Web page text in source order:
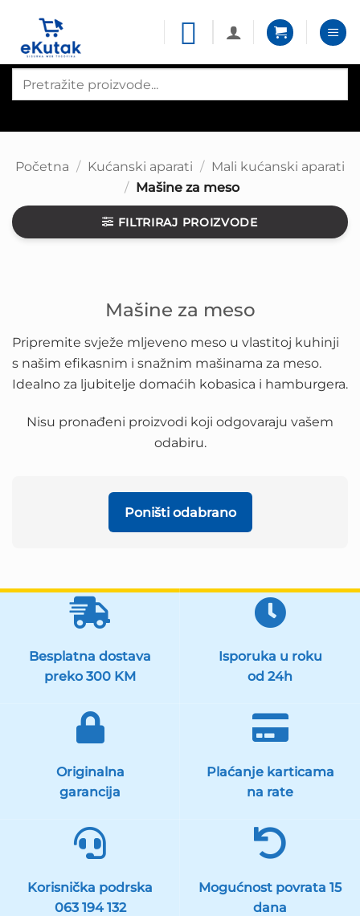
content
search
Početna / Kućanski aparati / Mali kućanski aparati
/ Mašine za meso
FILTRIRAJ PROIZVODE
Mašine za meso
Pripremite svježe mljeveno meso u vlastitoj kuhinji
s našim efikasnim i snažnim mašinama za meso.
Idealno za ljubitelje domaćih kobasica i hamburgera.
Nisu pronađeni proizvodi koji odgovaraju vašem
odabiru.
Poništi odabrano
Besplatna dostava
preko 300 KM
Isporuka u roku
od 24h
Originalna
garancija
Plaćanje karticama
na rate
Korisnička podrska
063 194 132
Mogućnost povrata 15
dana